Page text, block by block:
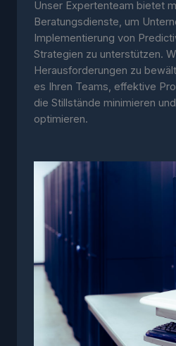
Unser Expertenteam bietet
Beratungsdienste, um
Implementierung von
Strategien zu unterstützen.
Herausforderungen zu
es Ihren Teams, effektive
die Stillstände minimieren
optimieren.